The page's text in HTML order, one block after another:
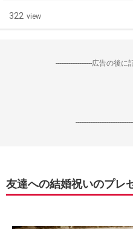
322 view
--------------------広告の後に
友達への結婚祝いのプレ